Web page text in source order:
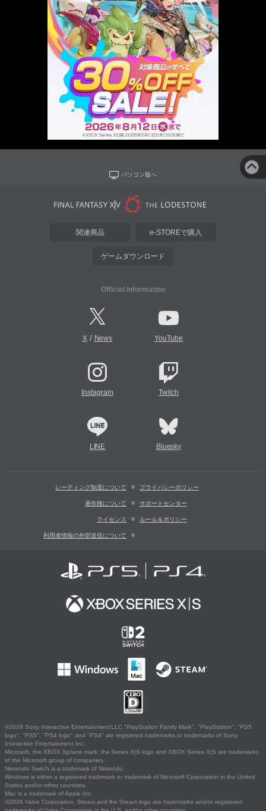
パソコン版へ
関連商品 e-STOREで購入
ゲームダウンロード
Official Information
X/ News YouTube
Instagram Twitch
LINE Bluesky
レーティング制度について プライバシーポリシー
著作権について サポートセンター
ライセンス ルール＆ポリシー
利用者情報の外部送信について
©2026 Sony Interactive Entertainment LLC."PlayStation Family Mark", "PlayStation", "PS5
logo", "PS5", "PS4 logo" and "PS4" are registered trademarks or trademarks of Sony
Interactive Entertainment Inc.
Microsoft, the XBOX Sphere mark, the Series X|S logo and XBOX Series X|S are trademarks
of the Microsoft group of companies.
Nintendo Switch is a trademark of Nintendo.
Windows is either a registered trademark or trademark of Microsoft Corporation in the United
States and/or other countries.
Mac is a trademark of Apple Inc.
©2026 Valve Corporation. Steam and the Steam logo are trademarks and/or registered